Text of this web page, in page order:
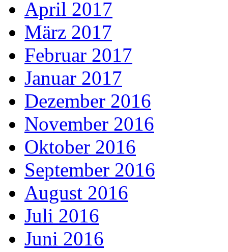
April 2017
März 2017
Februar 2017
Januar 2017
Dezember 2016
November 2016
Oktober 2016
September 2016
August 2016
Juli 2016
Juni 2016